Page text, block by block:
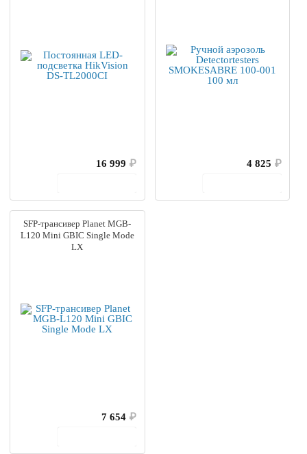
16 999 ₽
4 825 ₽
SFP-трансивер Planet MGB-
L120 Mini GBIC Single Mode
LX
7 654 ₽